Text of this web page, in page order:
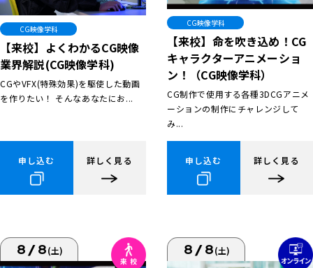
CG映像学科
【来校】よくわかるCG映像
業界解説(CG映像学科)
CGやVFX(特殊効果)を駆使した動画
を作りたい！ そんなあなたにお...
申し込む 詳しく見る
CG映像学科
【来校】命を吹き込め！CG
キャラクターアニメーショ
ン！（CG映像学科）
CG制作で使用する各種3DCGアニメ
ーションの制作にチャレンジして
み...
申し込む 詳しく見る
8/8(土) 8/8(土)